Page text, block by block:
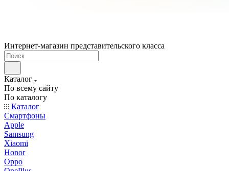
Интернет-магазин представительского класса
Каталог
По всему сайту
По каталогу
Каталог
Смартфоны
Apple
Samsung
Xiaomi
Honor
Oppo